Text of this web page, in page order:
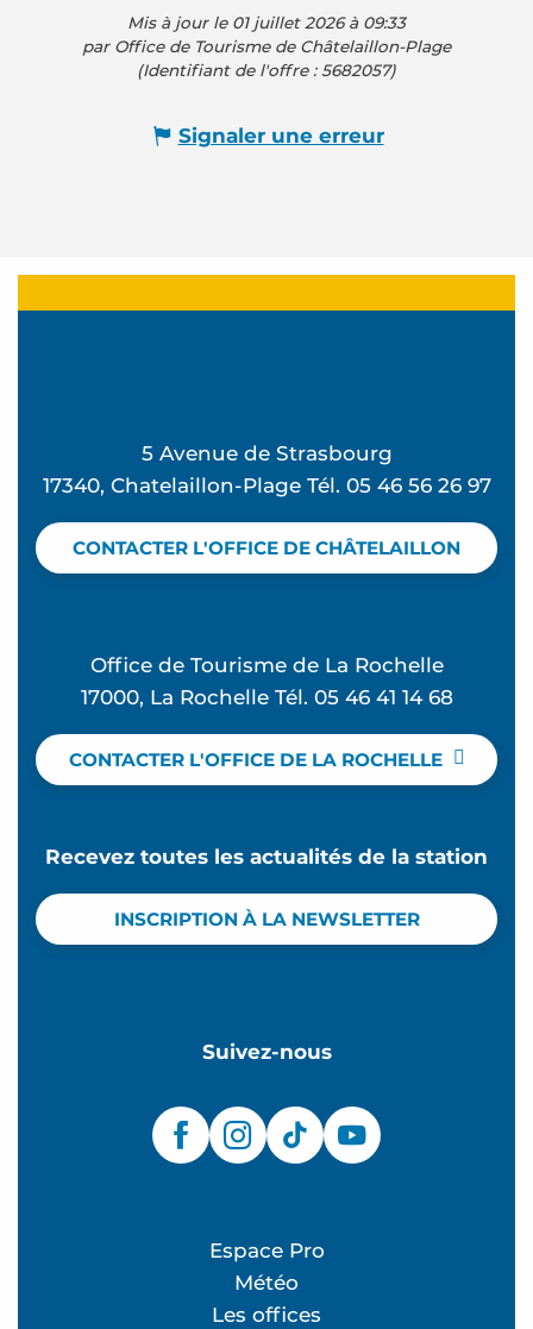
Mis à jour le 01 juillet 2026 à 09:33
par Office de Tourisme de Châtelaillon-Plage
(Identifiant de l'offre :5682057)
Signaler une erreur
5 Avenue de Strasbourg
17340, Chatelaillon-Plage Tél. 05 46 56 26 97
CONTACTER L'OFFICE DE CHÂTELAILLON
Office de Tourisme de La Rochelle
17000, La Rochelle Tél. 05 46 41 14 68
CONTACTER L'OFFICE DE LA ROCHELLE
Recevez toutes les actualités de la station
INSCRIPTION À LA NEWSLETTER
Suivez-nous
Espace Pro
Météo
Les offices